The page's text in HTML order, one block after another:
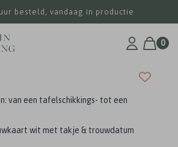
besteld, vandaag in productie
0
van een tafelschikkings- tot een
wit met takje & trouwdatum